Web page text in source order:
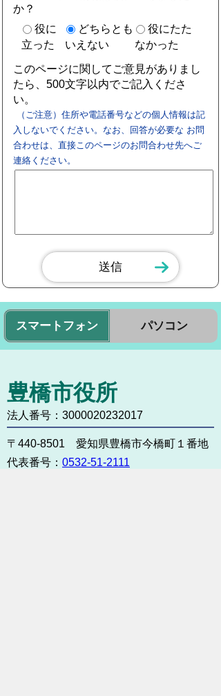
か？
役に
立った
どちらとも
いえない
役にたた
なかった
このページに関してご意見がありまし
たら、500文字以内でご記入くださ
い。
（ご注意）住所や電話番号などの個人情報は記
入しないでください。なお、回答が必要な お問
合わせは、直接このページのお問合わせ先へご
連絡ください。
スマートフォン パソコン
豊橋市役所
法人番号：3000020232017
〒440-8501 愛知県豊橋市今橋町１番地
代表番号： 0532-51-2111